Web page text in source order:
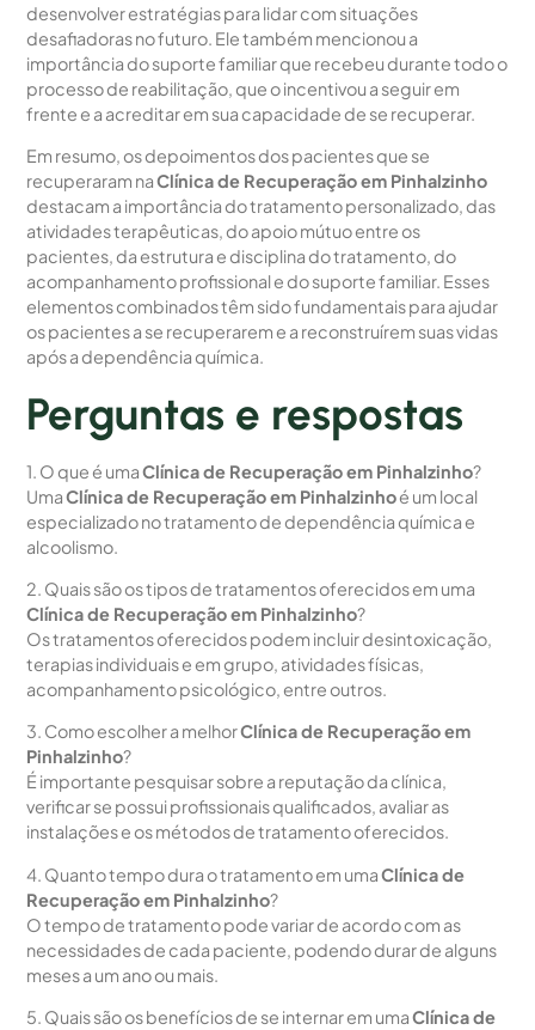
desenvolver estratégias para lidar com situações
desafiadoras no futuro. Ele também mencionou a
importância do suporte familiar que recebeu durante todo o
processo de reabilitação, que o incentivou a seguir em
frente e a acreditar em sua capacidade de se recuperar.
Em resumo, os depoimentos dos pacientes que se
recuperaram naClínica de Recuperação em Pinhalzinho
destacam a importância do tratamento personalizado, das
atividades terapêuticas, do apoio mútuo entre os
pacientes, da estrutura e disciplina do tratamento, do
acompanhamento profissional e do suporte familiar. Esses
elementos combinados têm sido fundamentais para ajudar
os pacientes a se recuperarem e a reconstruírem suas vidas
após a dependência química.
Perguntas e respostas
1. O que é umaClínica de Recuperação em Pinhalzinho?
UmaClínica de Recuperação em Pinhalzinhoé um local
especializado no tratamento de dependência química e
alcoolismo.
2. Quais são os tipos de tratamentos oferecidos em uma
Clínica de Recuperação em Pinhalzinho?
Os tratamentos oferecidos podem incluir desintoxicação,
terapias individuais e em grupo, atividades físicas,
acompanhamento psicológico, entre outros.
3. Como escolher a melhorClínica de Recuperação em
Pinhalzinho?
É importante pesquisar sobre a reputação da clínica,
verificar se possui profissionais qualificados, avaliar as
instalações e os métodos de tratamento oferecidos.
4. Quanto tempo dura o tratamento em umaClínica de
Recuperação em Pinhalzinho?
O tempo de tratamento pode variar de acordo com as
necessidades de cada paciente, podendo durar de alguns
meses a um ano ou mais.
5. Quais são os benefícios de se internar em umaClínica de